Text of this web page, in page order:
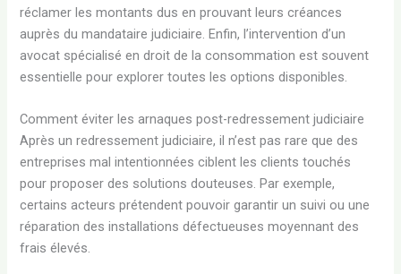
réclamer les montants dus en prouvant leurs créances
auprès du mandataire judiciaire. Enfin, l’intervention d’un
avocat spécialisé en droit de la consommation est souvent
essentielle pour explorer toutes les options disponibles.
Comment éviter les arnaques post-redressement judiciaire
Après un redressement judiciaire, il n’est pas rare que des
entreprises mal intentionnées ciblent les clients touchés
pour proposer des solutions douteuses. Par exemple,
certains acteurs prétendent pouvoir garantir un suivi ou une
réparation des installations défectueuses moyennant des
frais élevés.